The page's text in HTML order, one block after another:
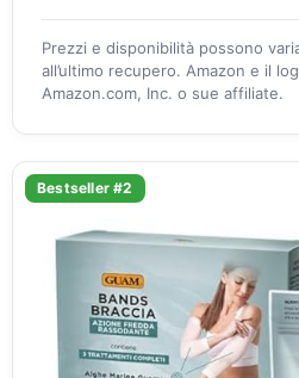
Prezzi e disponibilità possono
all’ultimo recupero. Amazon e il
Amazon.com, Inc. o sue affiliate.
Bestseller #2